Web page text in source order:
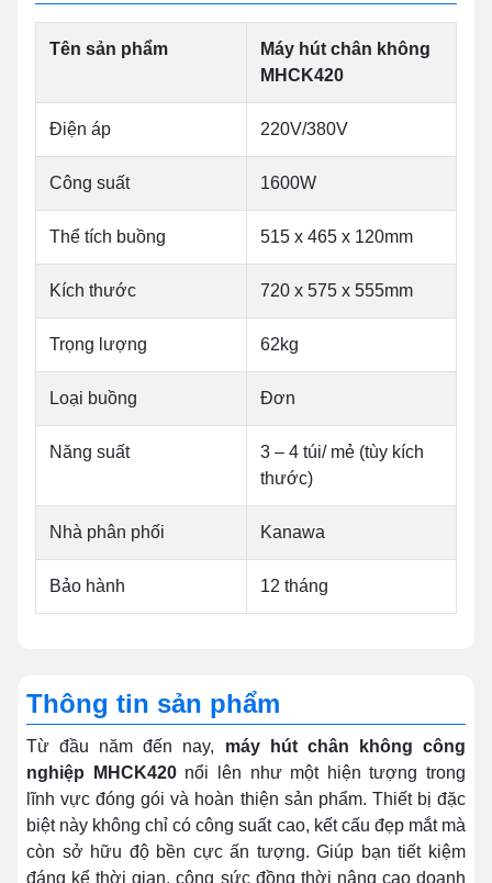
Tên sản phẩm
Máy hút chân không
MHCK420
Điện áp 220V/380V
Công suất 1600W
Thể tích buồng 515 x 465 x 120mm
Kích thước 720 x 575 x 555mm
Trọng lượng 62kg
Loại buồng Đơn
Năng suất
3 – 4 túi/ mẻ (tùy kích
thước)
Nhà phân phối Kanawa
Bảo hành 12 tháng
Thông tin sản phẩm
Từ đầu năm đến nay, máy hút chân không công
nghiệp MHCK420nổi lên như một hiện tượng trong
lĩnh vực đóng gói và hoàn thiện sản phẩm. Thiết bị đặc
biệt này không chỉ có công suất cao, kết cấu đẹp mắt mà
còn sở hữu độ bền cực ấn tượng. Giúp bạn tiết kiệm
đáng kể thời gian, công sức đồng thời nâng cao doanh